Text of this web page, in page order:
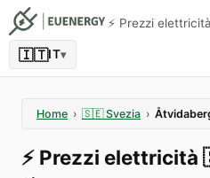
⚡️ Prezzi
🇮🇹IT▾
Home › 🇸🇪 Svezia ›
⚡️ Prezzi elettricità